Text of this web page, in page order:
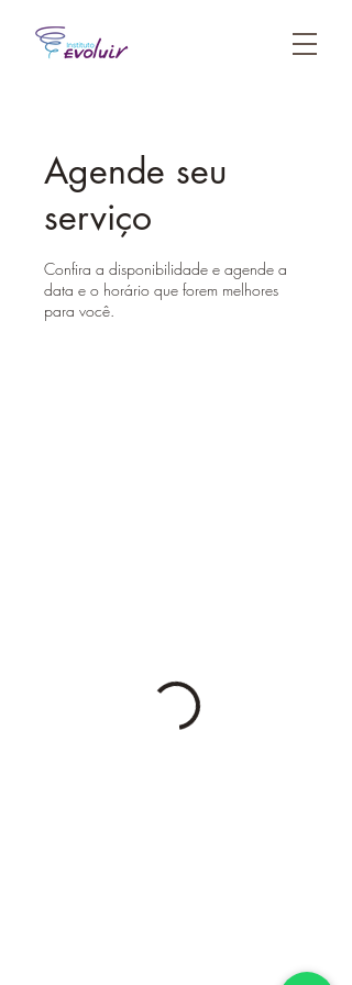
Agende seu
serviço
Confira a disponibilidade e agende a
data e o horário que forem melhores
para você.